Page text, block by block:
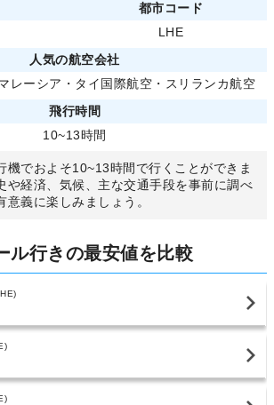
都市コード
LHE
人気の航空会社
レーシア ・ タイ国際航空 ・ スリランカ航空
飛行時間
10~13時間
機でおよそ10~13時間で行くことができま
や経済、気候、主な交通手段を事前に調べ
意義に楽しみましょう。
ル行きの最安値を比較